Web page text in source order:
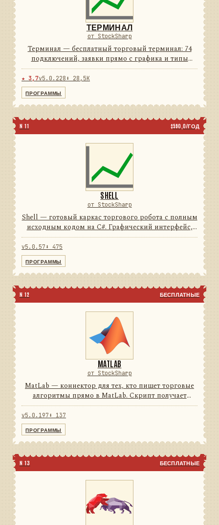
ТЕРМИНАЛ
от StockSharp
Терминал — бесплатный торговый терминал: 74
подключений, заявки прямо с графика и типы
свечей, которых нет у брокерского софта. Светлая и
тёмная темы — обе в комплекте.
74подключений5типов свечей...
★ 3,7v5.0.228 ⬇ 28,5K
ПРОГРАММЫ
N 11 $590,0/ГОД
SHELL
от StockSharp
Shell — готовый каркас торгового робота с полным
исходным кодом на C#. Графический интерфейс,
подключения, тестирование и отчёты уже
написаны: от вас нужен только алгоритм.
74подключений100%исход...
v5.0.57 ⬇ 475
ПРОГРАММЫ
N 12 БЕСПЛАТНЫЕ
MATLAB
от StockSharp
MatLab — коннектор для тех, кто пишет торговые
алгоритмы прямо в MatLab. Скрипт получает
рыночные данные в реальном времени и
отправляет заявки, не выходя из привычной среды.
74подключений0строк на ...
v5.0.197 ⬇ 137
ПРОГРАММЫ
N 13 БЕСПЛАТНЫЕ